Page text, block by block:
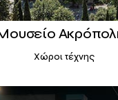
Χώροι τέχνης